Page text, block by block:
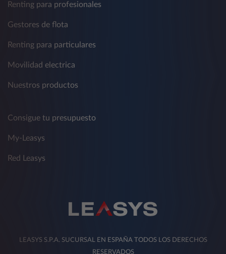
Renting para profesionales
Gestores de flota
Renting para particulares
Movilidad electrica
Nuestros productos
Consigue tu presupuesto
My-Leasys
Red Leasys
LEASYS S.P.A. SUCURSAL EN ESPAÑA TODOS LOS DERECHOS
RESERVADOS